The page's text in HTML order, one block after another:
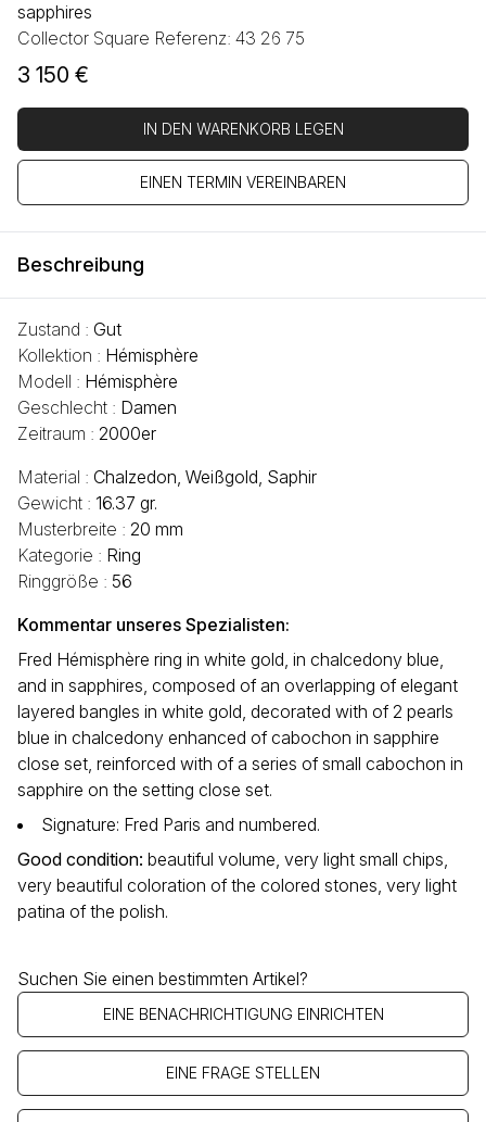
sapphires
Collector Square Referenz: 43 26 75
3 150 €
IN DEN WARENKORB LEGEN
EINEN TERMIN VEREINBAREN
Beschreibung
Zustand : Gut
Kollektion : Hémisphère
Modell : Hémisphère
Geschlecht : Damen
Zeitraum : 2000er
Material : Chalzedon, Weißgold, Saphir
Gewicht : 16.37 gr.
Musterbreite : 20 mm
Kategorie : Ring
Ringgröße : 56
Kommentar unseres Spezialisten:
Fred Hémisphère ring in white gold, in chalcedony blue,
and in sapphires, composed of an overlapping of elegant
layered bangles in white gold, decorated with of 2 pearls
blue in chalcedony enhanced of cabochon in sapphire
close set, reinforced with of a series of small cabochon in
sapphire on the setting close set.
Signature: Fred Paris and numbered.
Good condition: beautiful volume, very light small chips,
very beautiful coloration of the colored stones, very light
patina of the polish.
Suchen Sie einen bestimmten Artikel?
EINE BENACHRICHTIGUNG EINRICHTEN
EINE FRAGE STELLEN